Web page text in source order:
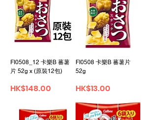
FI0508_12 卡樂B 蕃薯
片 52g x (原裝12包)
Price
HK$148.00
FI0508 卡樂B 蕃薯片
52g
Price
HK$13.00